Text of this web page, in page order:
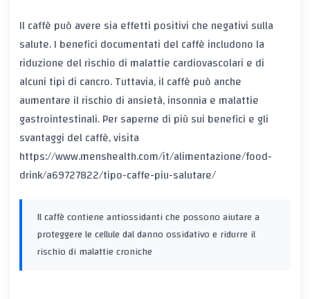
Il caffè può avere sia effetti positivi che negativi sulla
salute. I benefici documentati del caffè includono la
riduzione del rischio di malattie cardiovascolari e di
alcuni tipi di cancro. Tuttavia, il caffè può anche
aumentare il rischio di ansietà, insonnia e malattie
gastrointestinali. Per saperne di più sui benefici e gli
svantaggi del caffè, visita
https://www.menshealth.com/it/alimentazione/food-
drink/a69727822/tipo-caffe-piu-salutare/
Il caffè contiene antiossidanti che possono aiutare a
proteggere le cellule dal danno ossidativo e ridurre il
rischio di malattie croniche